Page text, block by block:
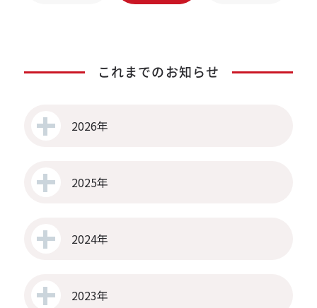
これまでのお知らせ
2026年
2025年
2024年
2023年